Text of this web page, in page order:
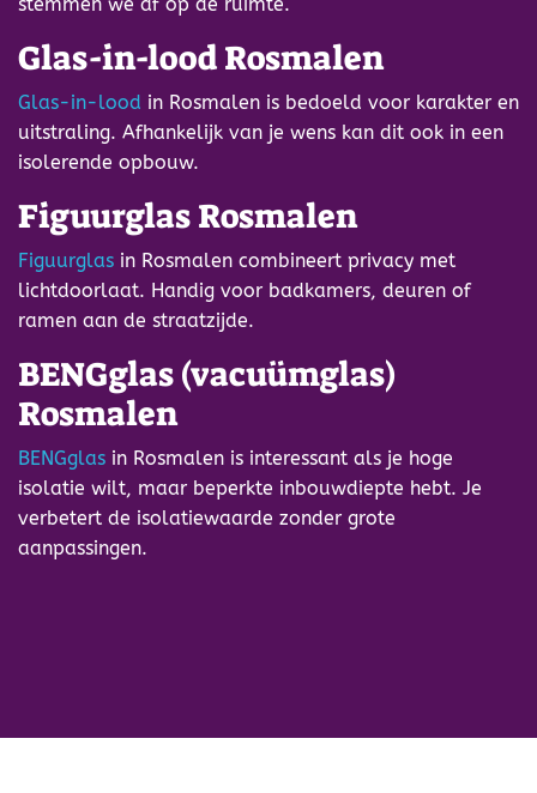
Glas-in-lood Rosmalen
Glas-in-lood in Rosmalen is bedoeld voor karakter en
uitstraling. Afhankelijk van je wens kan dit ook in een
isolerende opbouw.
Figuurglas Rosmalen
Figuurglas in Rosmalen combineert privacy met
lichtdoorlaat. Handig voor badkamers, deuren of
ramen aan de straatzijde.
BENGglas (vacuümglas)
Rosmalen
BENGglas in Rosmalen is interessant als je hoge
isolatie wilt, maar beperkte inbouwdiepte hebt. Je
verbetert de isolatiewaarde zonder grote
aanpassingen.